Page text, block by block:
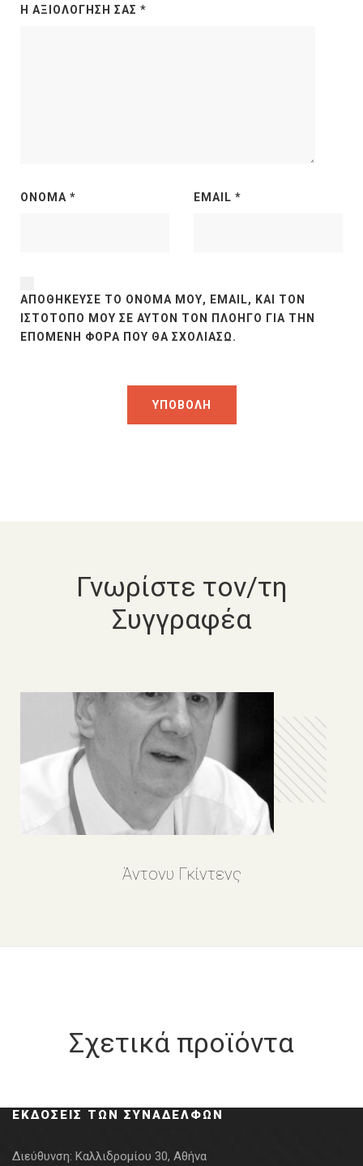
Η ΑΞΙΟΛΌΓΗΣΉ ΣΑΣ *
ΌΝΟΜΑ * EMAIL *
ΑΠΟΘΉΚΕΥΣΕ ΤΟ ΌΝΟΜΆ ΜΟΥ, EMAIL, ΚΑΙ ΤΟΝ
ΙΣΤΌΤΟΠΟ ΜΟΥ ΣΕ ΑΥΤΌΝ ΤΟΝ ΠΛΟΗΓΌ ΓΙΑ ΤΗΝ
ΕΠΌΜΕΝΗ ΦΟΡΆ ΠΟΥ ΘΑ ΣΧΟΛΙΆΣΩ.
Γνωρίστε τον/τη
Συγγραφέα
Άντονυ Γκίντενς
Σχετικά προϊόντα
ΕΚΔΌΣΕΙΣ ΤΩΝ ΣΥΝΑΔΈΛΦΩΝ
Διεύθυνση: Καλλιδρομίου 30, Αθήνα